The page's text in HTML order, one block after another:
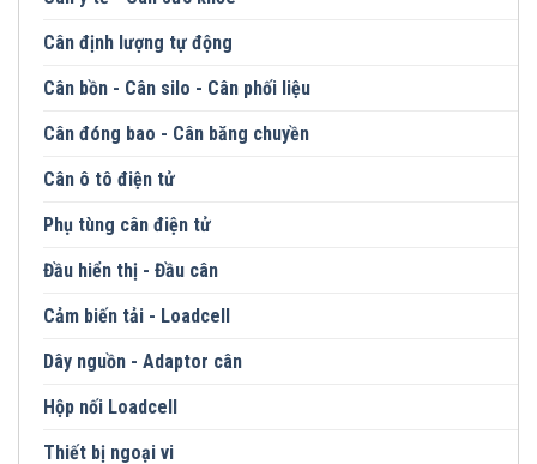
Cân định lượng tự động
Cân bồn - Cân silo - Cân phối liệu
Cân đóng bao - Cân băng chuyền
Cân ô tô điện tử
Phụ tùng cân điện tử
Đầu hiển thị - Đầu cân
Cảm biến tải - Loadcell
Dây nguồn - Adaptor cân
Hộp nối Loadcell
Thiết bị ngoại vi